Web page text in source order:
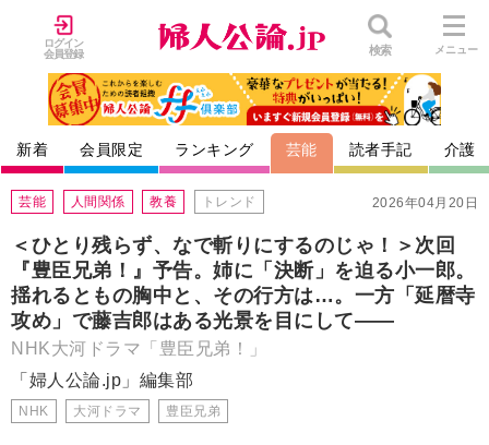
ログイン
会員登録
検索 メニュー
新着 会員限定 ランキング 芸能 読者手記 介護
2026年04月20日
芸能 人間関係 教養 トレンド
＜ひとり残らず、なで斬りにするのじゃ！＞次回
『豊臣兄弟！』予告。姉に「決断」を迫る小一郎。
揺れるともの胸中と、その行方は…。一方「延暦寺
攻め」で藤吉郎はある光景を目にして――
NHK大河ドラマ「豊臣兄弟！」
「婦人公論.jp」編集部
NHK 大河ドラマ 豊臣兄弟